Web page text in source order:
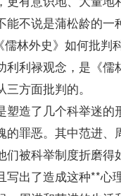
能不说是蒲松龄的一
林外史》如何批判
利利禄观念，是《儒
方面批判的。
造了几个科举迷的
的罪恶。其中范进、
们被科举制度折磨得
写出了造成这种**心